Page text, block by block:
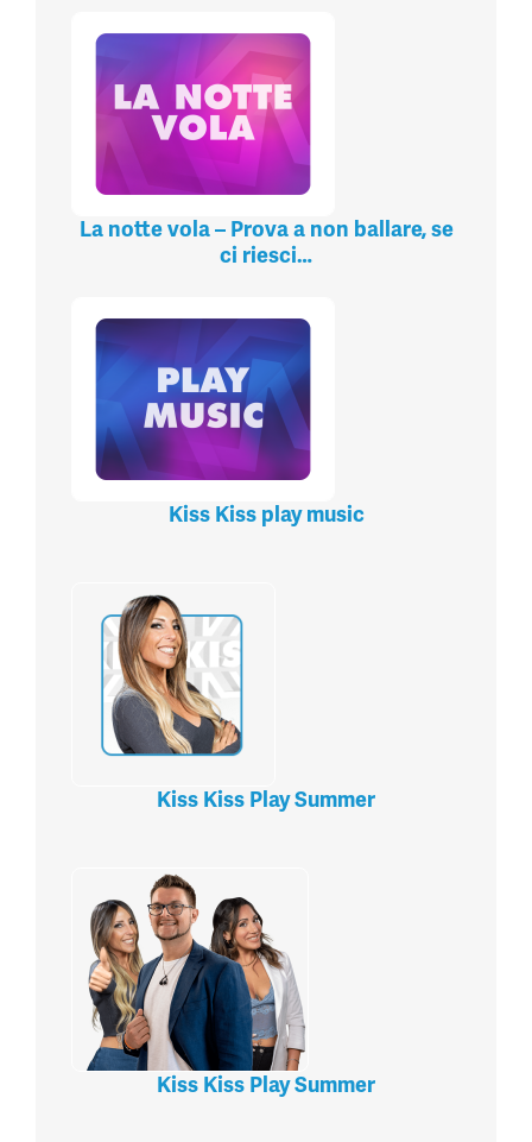
La notte vola – Prova a non ballare, se
ci riesci…
Kiss Kiss play music
Kiss Kiss Play Summer
Kiss Kiss Play Summer